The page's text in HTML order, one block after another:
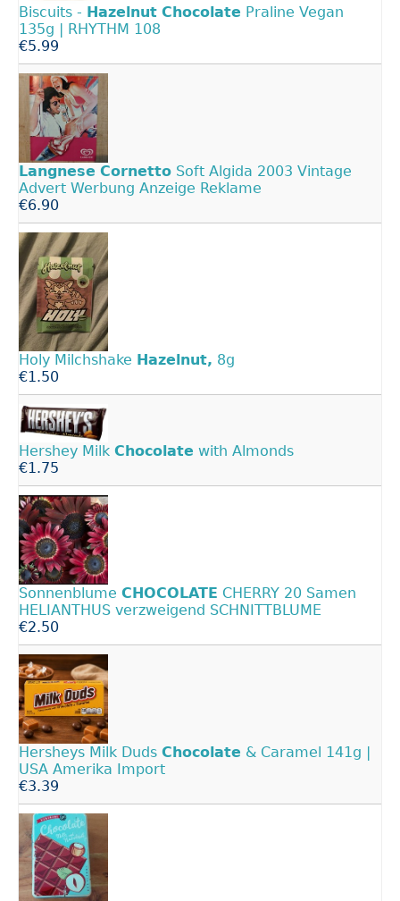
Biscuits - Hazelnut Chocolate Praline Vegan
135g | RHYTHM 108
€5.99
Langnese Cornetto Soft Algida 2003 Vintage
Advert Werbung Anzeige Reklame
€6.90
Holy Milchshake Hazelnut, 8g
€1.50
Hershey Milk Chocolate with Almonds
€1.75
Sonnenblume CHOCOLATE CHERRY 20 Samen
HELIANTHUS verzweigend SCHNITTBLUME
€2.50
Hersheys Milk Duds Chocolate & Caramel 141g |
USA Amerika Import
€3.39